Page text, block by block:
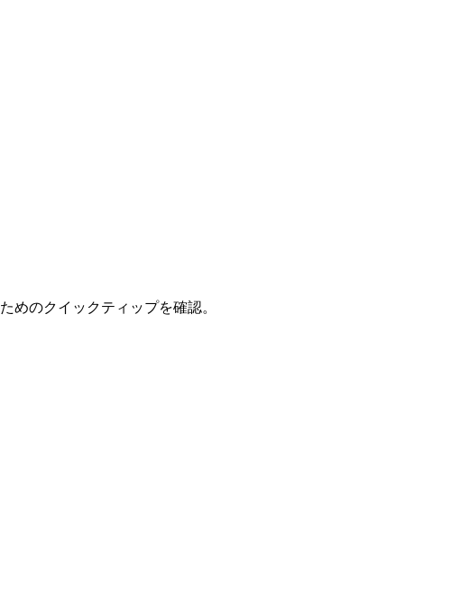
のクイックティップを確認。